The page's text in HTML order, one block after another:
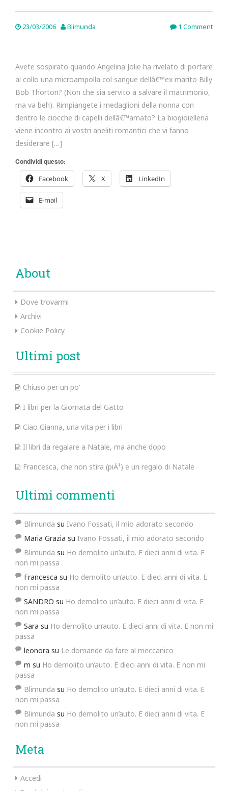
23/03/2006 Blimunda 1 Comment
Avete sospirato quando Angelina Jolie ha rivelato di portare
al collo una microampolla col sangue dellâ€™ex marito Billy
Bob Thorton? (Non che sia servito a salvare il matrimonio,
ma va beh). Rimpiangete i medaglioni della nonna con
dentro le ciocche di capelli dellâ€™amato? La biogioielleria
viene incontro ai vostri aneliti romantici che vi fanno
desiderare […]
Condividi questo:
Facebook
X LinkedIn
E-mail
About
Dove trovarmi
Archivi
Cookie Policy
Ultimi post
Chiuso per un po’
I libri per la Giornata del Gatto
Ciao Gianna, una vita per i libri
Il libri da regalare a Natale, ma anche dopo
Francesca, che non stira (piÃ¹) e un regalo di Natale
Ultimi commenti
Blimunda su Ivano Fossati, il mio adorato secondo
Maria Grazia su Ivano Fossati, il mio adorato secondo
Blimunda su Ho demolito un’auto. E dieci anni di vita. E
non mi passa
Francesca su Ho demolito un’auto. E dieci anni di vita. E
non mi passa
SANDRO su Ho demolito un’auto. E dieci anni di vita. E
non mi passa
Sara su Ho demolito un’auto. E dieci anni di vita. E non mi
passa
leonora su Le domande da fare al meccanico
m su Ho demolito un’auto. E dieci anni di vita. E non mi
passa
Blimunda su Ho demolito un’auto. E dieci anni di vita. E
non mi passa
Blimunda su Ho demolito un’auto. E dieci anni di vita. E
non mi passa
Meta
Accedi